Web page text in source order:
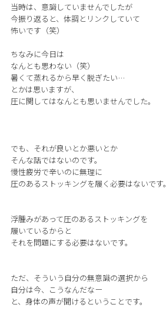
当時は、意識していませんでしたが
今振り返ると、体調とリンクしていて
怖いです（笑）
ちなみに今日は
なんとも思わない（笑）
暑くて蒸れるから早く脱ぎたい…
とかは思いますが、
圧に関してはなんとも思いませんでした。
でも、それが良いとか悪いとか
そんな話ではないのです。
慢性疲労で辛いのに無理に
圧のあるストッキングを履く必要はないです。
浮腫みがあって圧のあるストッキングを
履いているからと
それを問題にする必要はないです。
ただ、そういう自分の無意識の選択から
自分は今、こうなんだなー
と、身体の声が聞けるということです。